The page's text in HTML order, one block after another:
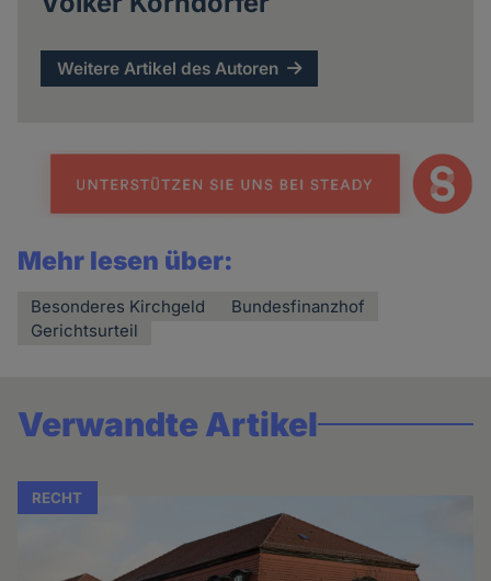
Weitere Artikel des Autoren
Mehr lesen über:
Besonderes Kirchgeld
Bundesfinanzhof
Gerichtsurteil
Verwandte Artikel
RECHT